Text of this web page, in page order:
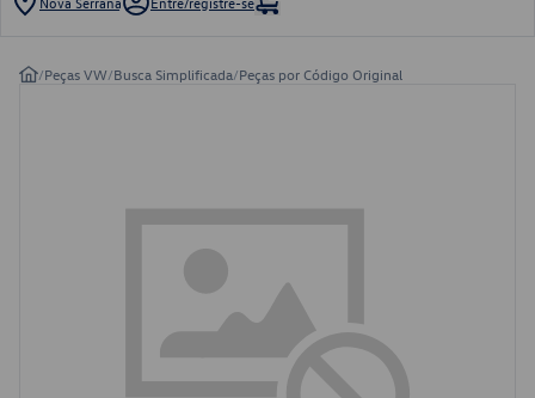
/Peças VW/Busca Simplificada/Peças por Código Original